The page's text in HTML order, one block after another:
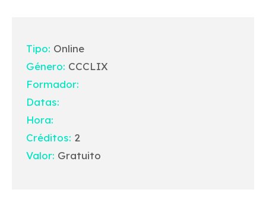
Tipo: Online
Género: CCCLIX
Formador:
Datas:
Hora:
Créditos: 2
Valor: Gratuito